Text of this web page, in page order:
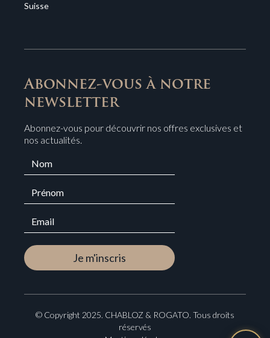
Suisse
Abonnez-vous à notre
newsletter
Abonnez-vous pour découvrir nos offres exclusives et
nos actualités.
© Copyright 2025. CHABLOZ & ROGATO. Tous droits
réservés